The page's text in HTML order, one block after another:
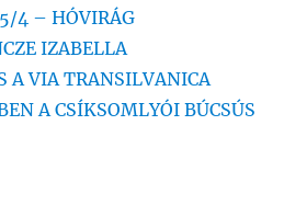
4 – HÓVIRÁG
IZABELLA
A VIA TRANSILVANICA
A CSÍKSOMLYÓI BÚCSÚS